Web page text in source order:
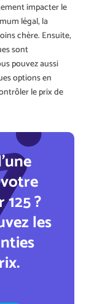
impacter le
légal, la
chère. Ensuite,
sont
pouvez aussi
options en
le prix de
?
les